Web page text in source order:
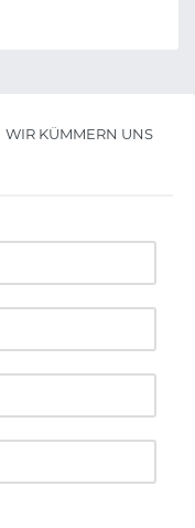
WIR KÜMMERN UNS